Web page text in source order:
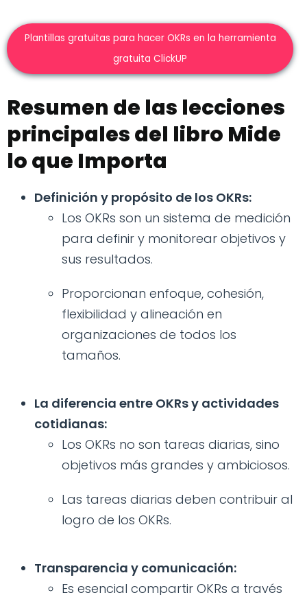
Plantillas gratuitas para hacer OKRs en la herramienta
gratuita ClickUP
Resumen de las lecciones
principales del libro Mide
lo que Importa
Definición y propósito de los OKRs:
Los OKRs son un sistema de medición
para definir y monitorear objetivos y
sus resultados.
Proporcionan enfoque, cohesión,
flexibilidad y alineación en
organizaciones de todos los
tamaños.
La diferencia entre OKRs y actividades
cotidianas:
Los OKRs no son tareas diarias, sino
objetivos más grandes y ambiciosos.
Las tareas diarias deben contribuir al
logro de los OKRs.
Transparencia y comunicación:
Es esencial compartir OKRs a través